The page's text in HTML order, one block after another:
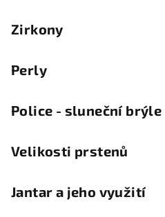
Zirkony
Perly
Police - sluneční
Velikosti prstenů
Jantar a jeho využití